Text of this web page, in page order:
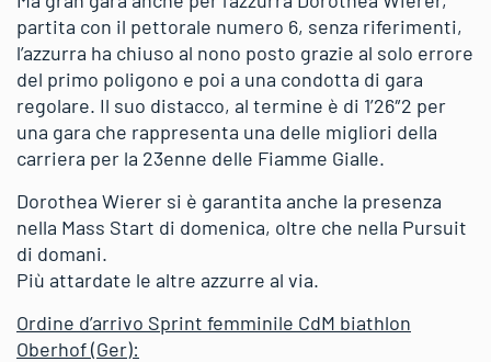
partita con il pettorale numero 6, senza riferimenti,
l’azzurra ha chiuso al nono posto grazie al solo errore
del primo poligono e poi a una condotta di gara
regolare. Il suo distacco, al termine è di 1’26″2 per
una gara che rappresenta una delle migliori della
carriera per la 23enne delle Fiamme Gialle.
Dorothea Wierer si è garantita anche la presenza
nella Mass Start di domenica, oltre che nella Pursuit
di domani.
Più attardate le altre azzurre al via.
Ordine d’arrivo Sprint femminile CdM biathlon
Oberhof (Ger):